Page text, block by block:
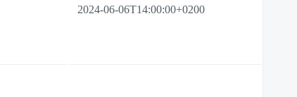
2024-06-06T14:00:00+0200